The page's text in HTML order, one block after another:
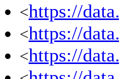
<https://
<https://
<https://